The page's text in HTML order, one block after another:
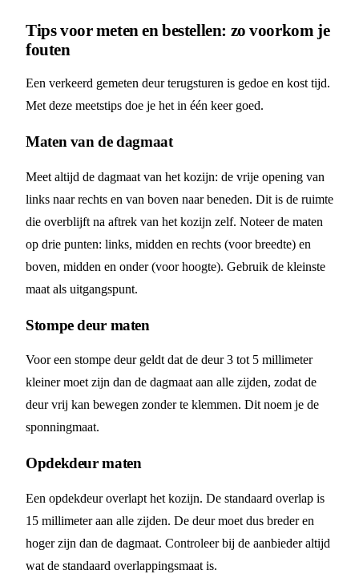
Tips voor meten en bestellen: zo voorkom je
fouten
Een verkeerd gemeten deur terugsturen is gedoe en kost tijd.
Met deze meetstips doe je het in één keer goed.
Maten van de dagmaat
Meet altijd de dagmaat van het kozijn: de vrije opening van
links naar rechts en van boven naar beneden. Dit is de ruimte
die overblijft na aftrek van het kozijn zelf. Noteer de maten
op drie punten: links, midden en rechts (voor breedte) en
boven, midden en onder (voor hoogte). Gebruik de kleinste
maat als uitgangspunt.
Stompe deur maten
Voor een stompe deur geldt dat de deur 3 tot 5 millimeter
kleiner moet zijn dan de dagmaat aan alle zijden, zodat de
deur vrij kan bewegen zonder te klemmen. Dit noem je de
sponningmaat.
Opdekdeur maten
Een opdekdeur overlapt het kozijn. De standaard overlap is
15 millimeter aan alle zijden. De deur moet dus breder en
hoger zijn dan de dagmaat. Controleer bij de aanbieder altijd
wat de standaard overlappingsmaat is.